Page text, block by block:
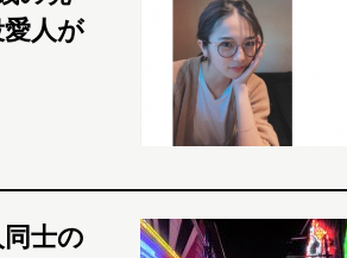
人が
士の